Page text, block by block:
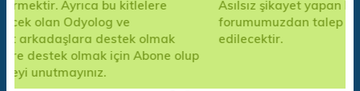
olup
Asılsız şikayet yapan kişilere ait bilgiler resmi
forumumuzdan talep edildiğinde ilgili kuruma
edilecektir.